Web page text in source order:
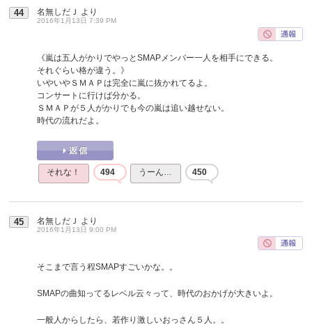
44 名無しだＪ より
2016年1月13日 7:39 PM
《嵐は五人がかりでやっとSMAPメンバー一人を相手にできる。
それぐらい格が違う。》
いやいやＳＭＡＰは完全に嵐に抜かれてるよ。
コンサートに行けば分かる。
ＳＭＡＰが５人がかりでも今の嵐は追い越せない。
時代の流れだよ。
それな！ 494 うーん… 450
45 名無しだＪ より
2016年1月13日 9:00 PM
そこまで言う程SMAPすごいかな。。
SMAPの曲知ってるレベル云々って、時代のおかげが大きいよ。
一般人からしたら、若作り激しいおっさん５人。。